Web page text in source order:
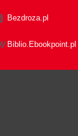
Bezdroza.pl
Biblio.Ebookpoint.pl